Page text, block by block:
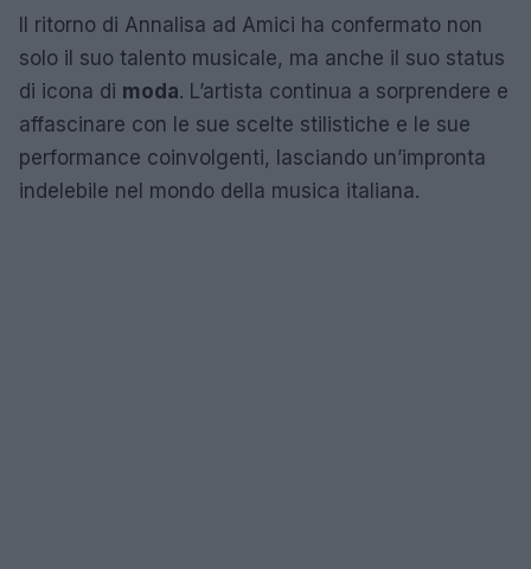
Il ritorno di Annalisa ad Amici ha confermato non
solo il suo talento musicale, ma anche il suo status
di icona di moda. L’artista continua a sorprendere e
affascinare con le sue scelte stilistiche e le sue
performance coinvolgenti, lasciando un’impronta
indelebile nel mondo della musica italiana.